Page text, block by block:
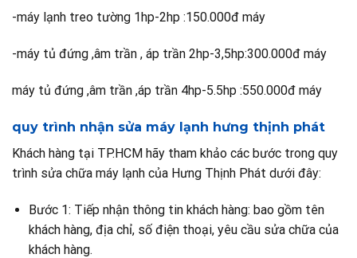
-máy lạnh treo tường 1hp-2hp :150.000đ máy
-máy tủ đứng ,âm trần , áp trần 2hp-3,5hp:300.000đ máy
máy tủ đứng ,âm trần ,áp trần 4hp-5.5hp :550.000đ máy
quy trình nhận sửa máy lạnh hưng thịnh phát
Khách hàng tại TP.HCM hãy tham khảo các bước trong quy
trình sửa chữa máy lạnh của Hưng Thịnh Phát dưới đây:
Bước 1: Tiếp nhận thông tin khách hàng: bao gồm tên
khách hàng, địa chỉ, số điện thoại, yêu cầu sửa chữa của
khách hàng.